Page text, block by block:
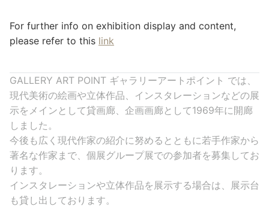
For further info on exhibition display and content,
please refer to this link
GALLERY ART POINT ギャラリーアートポイント では、
現代美術の絵画や立体作品、インスタレーションなどの展
示をメインとして貸画廊、企画画廊として1969年に開廊
しました。
今後も広く現代作家の紹介に努めるとともに若手作家から
著名な作家まで、個展グループ展での参加者を募集してお
ります。
インスタレーションや立体作品を展示する場合は、展示台
も貸し出しております。